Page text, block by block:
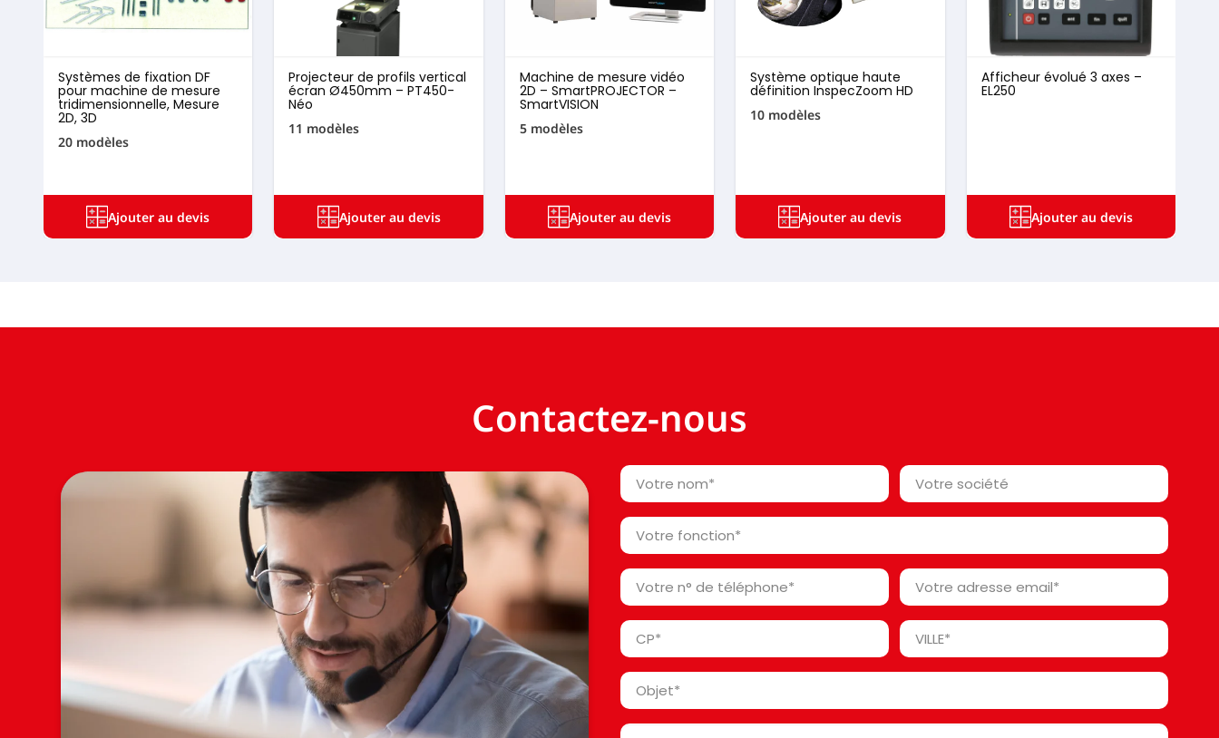
Systèmes de fixation DF
pour machine de mesure
tridimensionnelle, Mesure
2D, 3D
20 modèles
Ajouter au devis
Projecteur de profils vertical
écran Ø450mm – PT450-
Néo
11 modèles
Ajouter au devis
Machine de mesure vidéo
2D – SmartPROJECTOR –
SmartVISION
5 modèles
Ajouter au devis
Système optique haute
définition InspecZoom HD
10 modèles
Ajouter au devis
Afficheur évolué 3 axes –
EL250
Ajouter au devis
Contactez-nous
Votre
nom
*
Votre
société*
*
Votre
fonction
*
Votre
n°
de
téléphone
Votre
adresse
email
Code
Postal
*
Ville
*
Objet
*
Message